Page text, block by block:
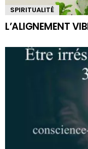
SPIRITUALITÉ
L’ALIGNEMENT